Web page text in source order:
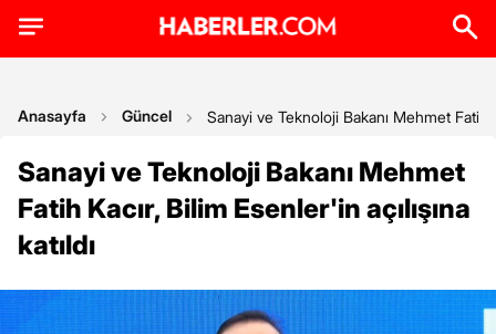
Anasayfa Güncel Sanayi ve Teknoloji Bakanı Mehmet Fatih
Sanayi ve Teknoloji Bakanı Mehmet
Fatih Kacır, Bilim Esenler'in açılışına
katıldı